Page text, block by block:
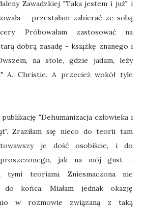
Zawadzkiej "Taka jestem i już" i
- przestałam zabierać ze sobą
Próbowałam zastosować na
dobrą zasadę - książkę znanego i
na stole, gdzie jadam, leży
A. Christie. A przecież wokół tyle
"Dehumanizacja człowieka i
Zraziłam się nieco do teorii tam
je dość osobiście, i do
jak na mój gust -
tymi teoriami. Zniesmaczona nie
do końca. Miałam jednak okazję
w rozmowie związaną z taką